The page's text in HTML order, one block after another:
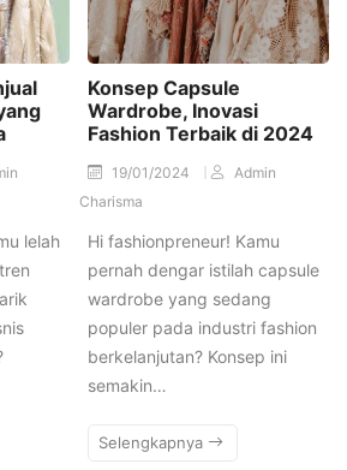
lelah
Konsep Capsule
Wardrobe, Inovasi
Fashion Terbaik di 2024
19/01/2024
Admin
Charisma
Hi fashionpreneur! Kamu
pernah dengar istilah capsule
wardrobe yang sedang
populer pada industri fashion
berkelanjutan? Konsep ini
semakin…
Selengkapnya